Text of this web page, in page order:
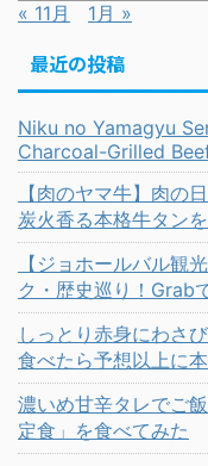
« 11月
1月 »
最近の投稿
Niku no Yamagyu
Charcoal-Grilled
【肉のヤマ牛】肉の
炭火香る本格牛タン
【ジョホールバル観
ク・歴史巡り！Grab
しっとり赤身にわさ
食べたら予想以上に
濃いめ甘辛タレでご
定食」を食べてみた